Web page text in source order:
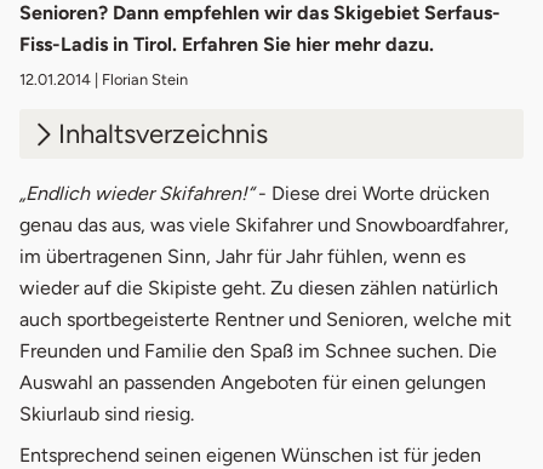
Senioren? Dann empfehlen wir das Skigebiet Serfaus-
Fiss-Ladis in Tirol. Erfahren Sie hier mehr dazu.
12.01.2014 | Florian Stein
Inhaltsverzeichnis
1. Kurzinformation zum Skigebiet Serfaus-
Fiss-Ladis
2.
Unsere Unterkunft in Ladis
3. Vorteile des Skigebiets Serfaus-Fiss-Ladis
für Senioren
4. Therme & Sauna in der Nähe von Serfaus-
Fiss-Ladis
„Endlich wieder Skifahren!“- Diese drei Worte drücken
genau das aus, was viele Skifahrer und Snowboardfahrer,
im übertragenen Sinn, Jahr für Jahr fühlen, wenn es
wieder auf die Skipiste geht. Zu diesen zählen natürlich
auch sportbegeisterte Rentner und Senioren, welche mit
Freunden und Familie den Spaß im Schnee suchen. Die
Auswahl an passenden Angeboten für einen gelungen
Skiurlaub sind riesig.
Entsprechend seinen eigenen Wünschen ist für jeden